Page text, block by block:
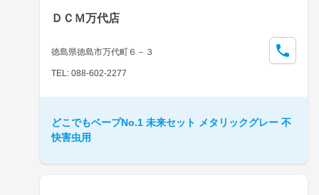
ＤＣＭ万代店
徳島県徳島市万代町６－３
TEL: 088-602-2277
どこでもベープNo.1 未来セット メタリックグレー 不
快害虫用